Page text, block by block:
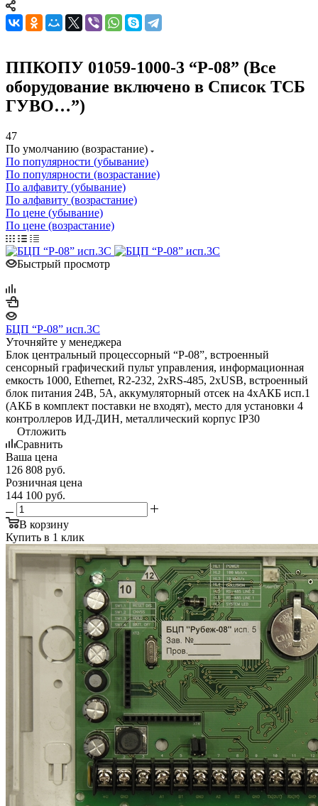
ППКОПУ 01059-1000-3 “Р-08” (Все
оборудование включено в Список ТСБ
ГУВО…”)
47
По умолчанию (возрастание)
По популярности (убывание)
По популярности (возрастание)
По алфавиту (убывание)
По алфавиту (возрастание)
По цене (убывание)
По цене (возрастание)
Быстрый просмотр
БЦП “Р-08” исп.3С
Уточняйте у менеджера
Блок центральный процессорный “Р-08”, встроенный
сенсорный графический пульт управления, информационная
емкость 1000, Ethernet, R2-232, 2xRS-485, 2xUSB, встроенный
блок питания 24В, 5А, аккумуляторный отсек на 4хАКБ исп.1
(АКБ в комплект поставки не входят), место для установки 4
контроллеров ИД-ДИН, металлический корпус IP30
Отложить
Сравнить
Ваша цена
126 808 руб.
Розничная цена
144 100 руб.
В корзину
Купить в 1 клик